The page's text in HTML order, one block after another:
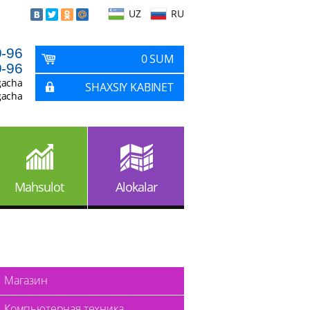
UZ RU
96
96
0 SUM
SHAXSIY KABINET
Mahsulot Alokalar
Магазин